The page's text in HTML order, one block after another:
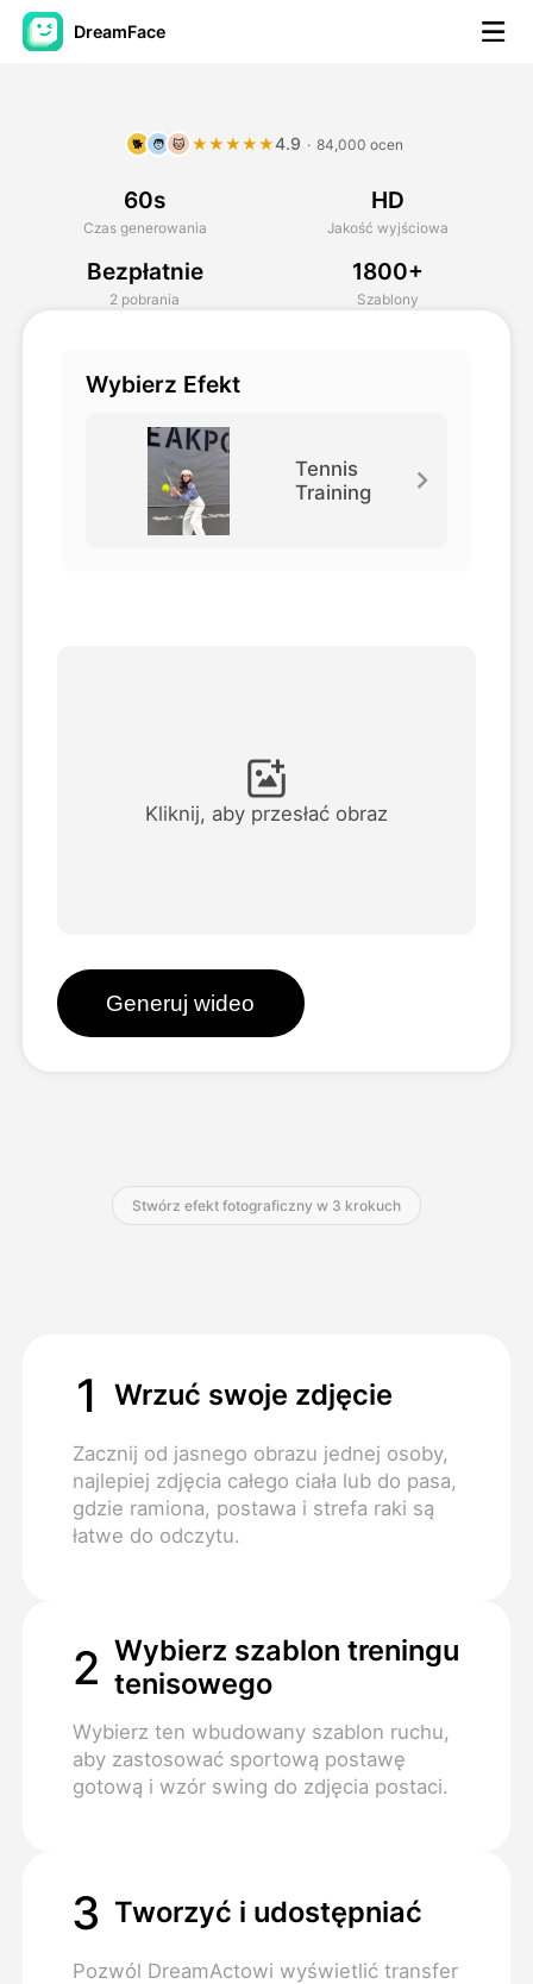
DreamFace
Avatar Video
AI Video
Zdjęcie
Zobacz wszystkie szablony
Blog
🐕 🧑 🐱 ★★★★★4.9 · 84,000 ocen
60s
Czas generowania
HD
Jakość wyjściowa
Bezpłatnie
2 pobrania
1800+
Szablony
Wybierz Efekt
Tennis
Training
Kliknij, aby przesłać obraz
Generuj wideo
Stwórz efekt fotograficzny w 3 krokuch
1 Wrzuć swoje zdjęcie
Zacznij od jasnego obrazu jednej osoby,
najlepiej zdjęcia całego ciała lub do pasa,
gdzie ramiona, postawa i strefa raki są
łatwe do odczytu.
2 Wybierz szablon treningu
tenisowego
Wybierz ten wbudowany szablon ruchu,
aby zastosować sportową postawę
gotową i wzór swing do zdjęcia postaci.
3 Tworzyć i udostępniać
Pozwól DreamActowi wyświetlić transfer